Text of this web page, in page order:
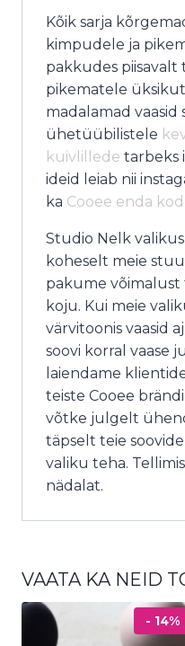
Kõik sarja
kimpudele ja
pakkudes piisavalt
pikematele
madalamad vaasid
ühetüübilistele
kuivlillede tarbeks
ideid leiab nii
ka Cooee enda
Studio Nelk
koheselt meie
pakume võimalust
koju. Kui meie
värvitoonis vaasid
soovi korral vaase
laiendame
teiste Cooee
võtke julgelt
täpselt teie
valiku teha.
nädalat.
VAATA KA NEID
- 14%